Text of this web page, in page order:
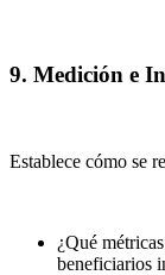
9. Medición e
Establece cómo se
¿Qué
beneficiarios